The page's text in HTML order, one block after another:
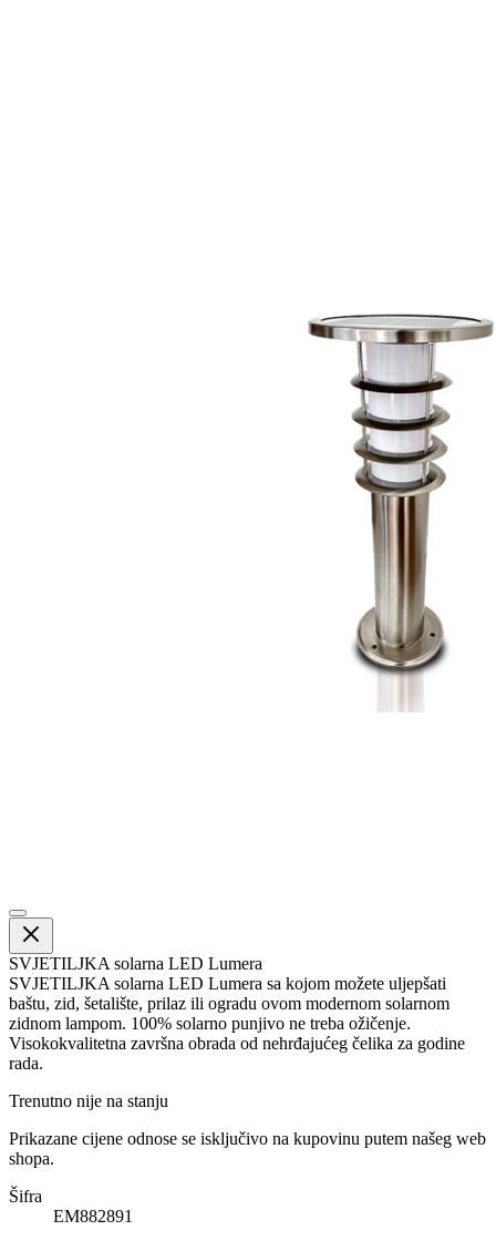
SVJETILJKA solarna LED Lumera
SVJETILJKA solarna LED Lumera sa kojom možete uljepšati
baštu, zid, šetalište, prilaz ili ogradu ovom modernom solarnom
zidnom lampom. 100% solarno punjivo ne treba ožičenje.
Visokokvalitetna završna obrada od nehrđajućeg čelika za godine
rada.
Trenutno nije na stanju
Prikazane cijene odnose se isključivo na kupovinu putem našeg web
shopa.
Šifra
EM882891